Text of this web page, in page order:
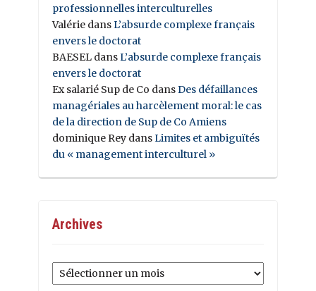
professionnelles interculturelles
Valérie dansL’absurde complexe français
envers le doctorat
BAESEL dansL’absurde complexe français
envers le doctorat
Ex salarié Sup de Co dansDes défaillances
managériales au harcèlement moral: le cas
de la direction de Sup de Co Amiens
dominique Rey dansLimites et ambiguïtés
du « management interculturel »
Archives
Archives